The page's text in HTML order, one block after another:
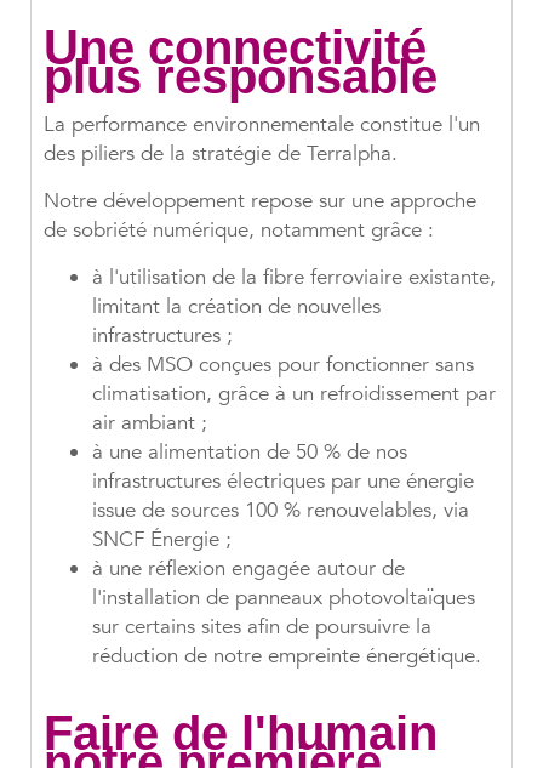
Une connectivité
plus responsable
La performance environnementale constitue l'un
des piliers de la stratégie de Terralpha.
Notre développement repose sur une approche
de sobriété numérique, notamment grâce :
à l'utilisation de la fibre ferroviaire existante,
limitant la création de nouvelles
infrastructures ;
à des MSO conçues pour fonctionner sans
climatisation, grâce à un refroidissement par
air ambiant ;
à une alimentation de 50 % de nos
infrastructures électriques par une énergie
issue de sources 100 % renouvelables, via
SNCF Énergie ;
à une réflexion engagée autour de
l'installation de panneaux photovoltaïques
sur certains sites afin de poursuivre la
réduction de notre empreinte énergétique.
Faire de l'humain